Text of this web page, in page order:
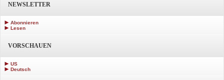
NEWSLETTER
Abonnieren
Lesen
VORSCHAUEN
US
Deutsch